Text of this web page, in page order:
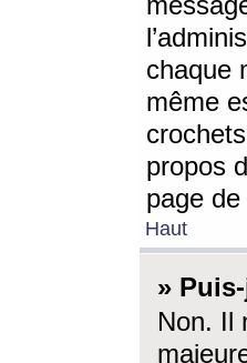
chaque
même
propos
page
Haut
»
Non. Il